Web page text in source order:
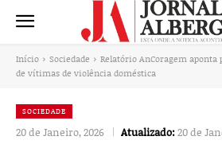
Início Sociedade
Relatório AnCoragem
de vítimas de violência doméstica
SOCIEDADE
20 de Janeiro, 2026 Atualizado:20 de